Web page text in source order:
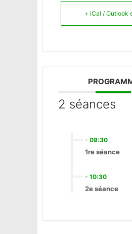
+ iCal / Outlook
2 séances
- 09:30
1re séance
- 10:30
2e séance